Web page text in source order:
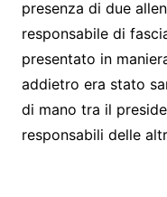
o
o
k
n
g
er
presenza di due
responsabile di
presentato in
addietro era stato
di mano tra il
responsabili delle